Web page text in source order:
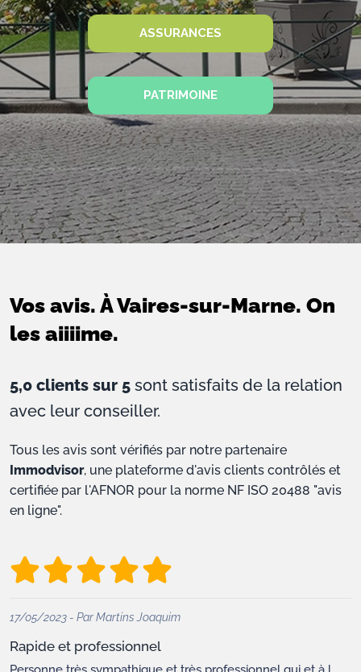
ASSURANCES
PATRIMOINE
Vos avis. À Vaires-sur-Marne. On
les aiiiime.
5,0 clients sur 5 sont satisfaits de la relation
avec leur conseiller.
Tous les avis sont vérifiés par notre partenaire
Immodvisor, une plateforme d'avis clients contrôlés et
certifiée par l'AFNOR pour la norme NF ISO 20488 "avis
en ligne".
17/05/2023 - Par Martins Joaquim
Rapide et professionnel